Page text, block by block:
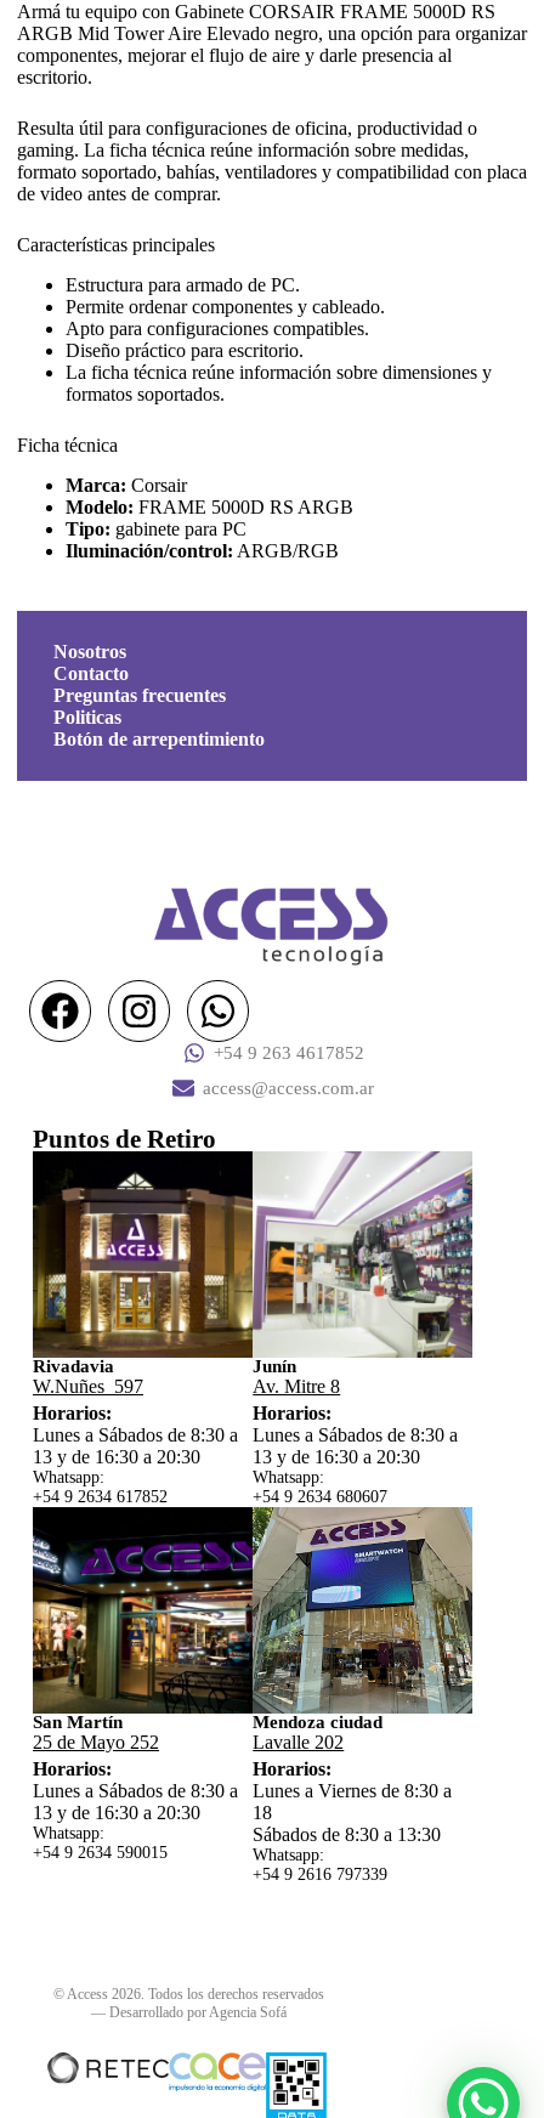
Armá tu equipo con Gabinete CORSAIR FRAME 5000D RS
ARGB Mid Tower Aire Elevado negro, una opción para organizar
componentes, mejorar el flujo de aire y darle presencia al
escritorio.
Resulta útil para configuraciones de oficina, productividad o
gaming. La ficha técnica reúne información sobre medidas,
formato soportado, bahías, ventiladores y compatibilidad con placa
de video antes de comprar.
Características principales
Estructura para armado de PC.
Permite ordenar componentes y cableado.
Apto para configuraciones compatibles.
Diseño práctico para escritorio.
La ficha técnica reúne información sobre dimensiones y
formatos soportados.
Ficha técnica
Marca: Corsair
Modelo: FRAME 5000D RS ARGB
Tipo: gabinete para PC
Iluminación/control: ARGB/RGB
Nosotros
Contacto
Preguntas frecuentes
Politicas
Botón de arrepentimiento
+54 9 263 4617852
access@access.com.ar
Puntos de Retiro
Rivadavia
W.Nuñes 597
Horarios:
Lunes a Sábados de 8:30 a
13 y de 16:30 a 20:30
Whatsapp:
+54 9 2634 617852
Junín
Av. Mitre 8
Horarios:
Lunes a Sábados de 8:30 a
13 y de 16:30 a 20:30
Whatsapp:
+54 9 2634 680607
San Martín
25 de Mayo 252
Horarios:
Lunes a Sábados de 8:30 a
13 y de 16:30 a 20:30
Whatsapp:
+54 9 2634 590015
Mendoza ciudad
Lavalle 202
Horarios:
Lunes a Viernes de 8:30 a
18
Sábados de 8:30 a 13:30
Whatsapp:
+54 9 2616 797339
© Access 2026. Todos los derechos reservados
— Desarrollado por Agencia Sofá